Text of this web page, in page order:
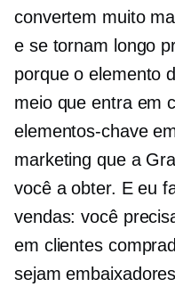
convertem muito
e se tornam longo
porque o elemento
meio que entra em
elementos-chave
marketing que a
você a obter. E eu
vendas: você
em clientes
sejam